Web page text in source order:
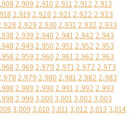
2,909 2,910 2,9112,912 2,913
2,919 2,920 2,9212,922 2,923
2,929 2,930 2,9312,932 2,933
2,939 2,940 2,9412,942 2,943
2,949 2,950 2,9512,952 2,953
2,959 2,960 2,9612,962 2,963
2,969 2,970 2,9712,972 2,973
2,979 2,980 2,9812,982 2,983
2,989 2,990 2,9912,992 2,993
2,999 3,000 3,0013,002 3,003
3,009 3,010 3,0113,012 3,013 3,014